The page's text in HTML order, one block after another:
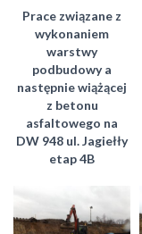
Prace związane z
wykonaniem
warstwy
podbudowy a
następnie wiążącej
z betonu
asfaltowego na
DW 948 ul. Jagiełły
etap 4B